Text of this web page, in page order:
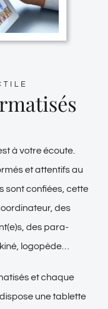
à votre écoute.
et attentifs au
sont confiées, cette
des
des para-
logopède…
et chaque
une tablette